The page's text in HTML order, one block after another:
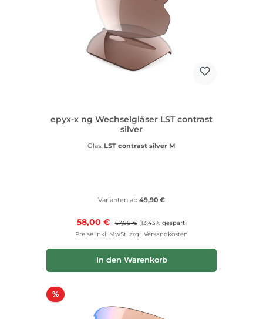
epyx-x ng Wechselgläser LST contrast
silver
Glas: LST contrast silver M
Varianten ab 49,90 €
Verkaufspreis:
58,00 € Regulärer Preis:
67,00 € (13.43% gespart)
Preise inkl. MwSt. zzgl. Versandkosten
In den Warenkorb
%Rabatt